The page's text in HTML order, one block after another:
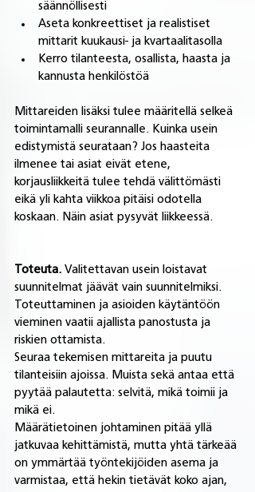
säännöllisesti
Aseta konkreettiset ja realistiset
mittarit kuukausi- ja kvartaalitasolla
Kerro tilanteesta, osallista, haasta ja
kannusta henkilöstöä
Mittareiden lisäksi tulee määritellä selkeä
toimintamalli seurannalle. Kuinka usein
edistymistä seurataan? Jos haasteita
ilmenee tai asiat eivät etene,
korjausliikkeitä tulee tehdä välittömästi
eikä yli kahta viikkoa pitäisi odotella
koskaan. Näin asiat pysyvät liikkeessä.
Toteuta. Valitettavan usein loistavat
suunnitelmat jäävät vain suunnitelmiksi.
Toteuttaminen ja asioiden käytäntöön
vieminen vaatii ajallista panostusta ja
riskien ottamista.
Seuraa tekemisen mittareita ja puutu
tilanteisiin ajoissa. Muista sekä antaa että
pyytää palautetta: selvitä, mikä toimii ja
mikä ei.
Määrätietoinen johtaminen pitää yllä
jatkuvaa kehittämistä, mutta yhtä tärkeää
on ymmärtää työntekijöiden asema ja
varmistaa, että hekin tietävät koko ajan,